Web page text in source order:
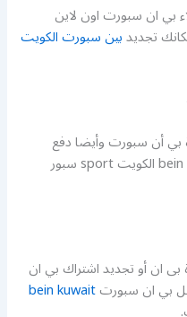
بي ان سبورت اون لاين
بين سبورت الكويت
بي أن سبورت وأيضا دفع
أشتراك ببان سبورتس اونلاين bein kuwait الكويت sport سبور
ان أو تجديد اشتراك بي ان
بي ان سبورتbein kuwait